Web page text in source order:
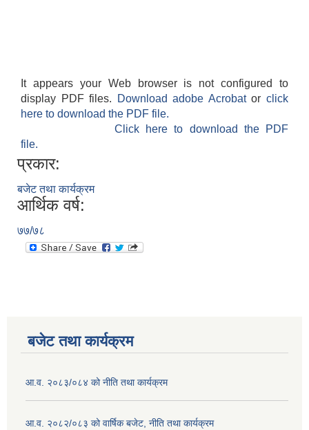
It appears your Web browser is not configured to
display PDF files.
Download adobe Acrobatorclick
here to download the PDF file.
Click here to download the PDF
file.
प्रकार:
बजेट तथा कार्यक्रम
आर्थिक वर्ष:
७७/७८
बजेट तथा कार्यक्रम
आ.व. २०८३/०८४ को नीति तथा कार्यक्रम
आ.व. २०८२/०८३ को वार्षिक बजेट, नीति तथा कार्यक्रम